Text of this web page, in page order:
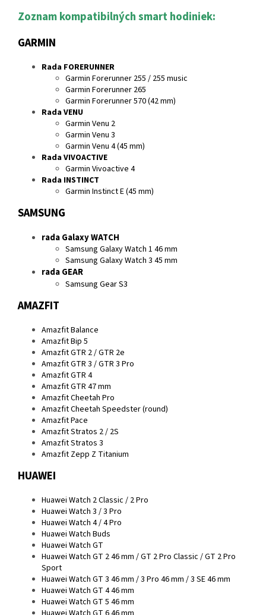
Zoznam kompatibilných smart hodiniek:
GARMIN
Rada FORERUNNER
Garmin Forerunner 255 / 255 music
Garmin Forerunner 265
Garmin Forerunner 570 (42 mm)
Rada VENU
Garmin Venu 2
Garmin Venu 3
Garmin Venu 4 (45 mm)
Rada VIVOACTIVE
Garmin Vivoactive 4
Rada INSTINCT
Garmin Instinct E (45 mm)
SAMSUNG
rada Galaxy WATCH
Samsung Galaxy Watch 1 46 mm
Samsung Galaxy Watch 3 45 mm
rada GEAR
Samsung Gear S3
AMAZFIT
Amazfit Balance
Amazfit Bip 5
Amazfit GTR 2 / GTR 2e
Amazfit GTR 3 / GTR 3 Pro
Amazfit GTR 4
Amazfit GTR 47 mm
Amazfit Cheetah Pro
Amazfit Cheetah Speedster (round)
Amazfit Pace
Amazfit Stratos 2 / 2S
Amazfit Stratos 3
Amazfit Zepp Z Titanium
HUAWEI
Huawei Watch 2 Classic / 2 Pro
Huawei Watch 3 / 3 Pro
Huawei Watch 4 / 4 Pro
Huawei Watch Buds
Huawei Watch GT
Huawei Watch GT 2 46 mm / GT 2 Pro Classic / GT 2 Pro
Sport
Huawei Watch GT 3 46 mm / 3 Pro 46 mm / 3 SE 46 mm
Huawei Watch GT 4 46 mm
Huawei Watch GT 5 46 mm